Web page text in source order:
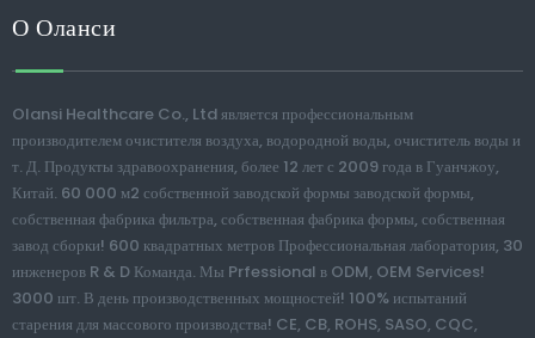
О Оланси
Olansi Healthcare Co., Ltd является профессиональным
производителем очистителя воздуха, водородной воды, очиститель воды и
т. Д. Продукты здравоохранения, более 12 лет с 2009 года в Гуанчжоу,
Китай. 60 000 м2 собственной заводской формы заводской формы,
собственная фабрика фильтра, собственная фабрика формы, собственная
завод сборки! 600 квадратных метров Профессиональная лаборатория, 30
инженеров R & D Команда. Мы Prfessional в ODM, OEM Services!
3000 шт. В день производственных мощностей! 100% испытаний
старения для массового производства! CE, CB, ROHS, SASO, CQC,